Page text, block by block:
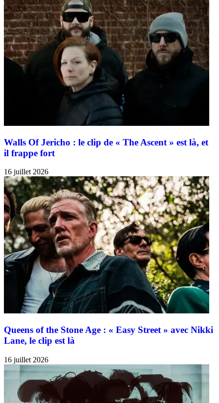
Walls Of Jericho : le clip de « The Ascent » est là, et
il frappe fort
16 juillet 2026
Queens of the Stone Age : « Easy Street » avec Nikki
Lane, le clip est là
16 juillet 2026